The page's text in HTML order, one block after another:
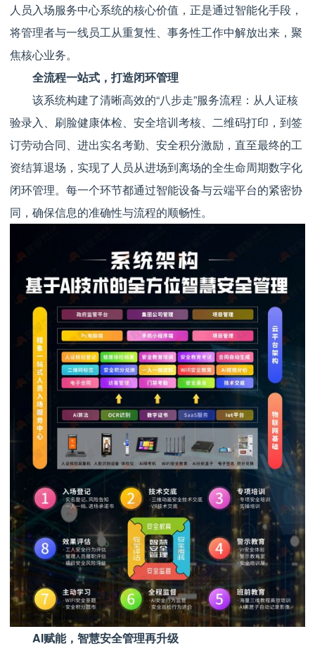
人员入场服务中心系统的核心价值，正是通过智能化手段，
将管理者与一线员工从重复性、事务性工作中解放出来，聚
焦核心业务。
全流程一站式，打造闭环管理
该系统构建了清晰高效的“八步走”服务流程：从人证核
验录入、刷脸健康体检、安全培训考核、二维码打印，到签
订劳动合同、进出实名考勤、安全积分激励，直至最终的工
资结算退场，实现了人员从进场到离场的全生命周期数字化
闭环管理。每一个环节都通过智能设备与云端平台的紧密协
同，确保信息的准确性与流程的顺畅性。
AI赋能，智慧安全管理再升级